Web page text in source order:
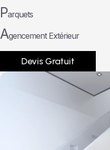
Parquets
Agencement Extérieur
Devis Gratuit